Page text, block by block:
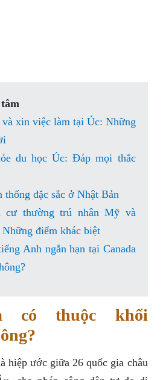
xin việc làm tại Úc: Những
du học Úc: Đáp mọi thắc
thống đặc sắc ở Nhật Bản
cư thường trú nhân Mỹ và
điểm khác biệt
Anh ngắn hạn tại Canada
có thuộc khối
hiệp ước giữa 26 quốc gia châu